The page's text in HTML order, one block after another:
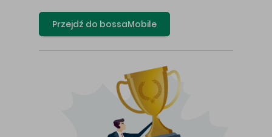
Przejdź do bossaMobile